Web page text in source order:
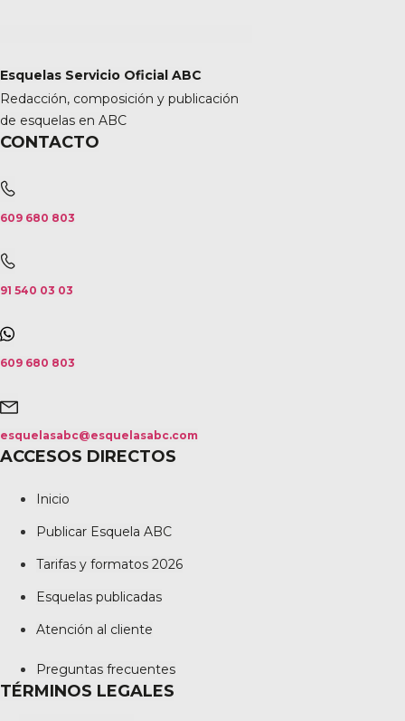
Esquelas Servicio Oficial ABC
Redacción, composición y publicación
de esquelas en ABC
CONTACTO
609 680 803
91 540 03 03
609 680 803
esquelasabc@esquelasabc.com
ACCESOS DIRECTOS
Inicio
Publicar Esquela ABC
Tarifas y formatos 2026
Esquelas publicadas
Atención al cliente
Preguntas frecuentes
TÉRMINOS LEGALES